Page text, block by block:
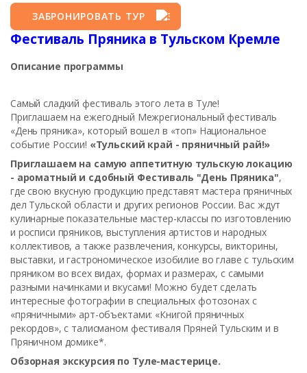
ЗАБРОНИРОВАТЬ ТУР
Фестиваль Пряника в Тульском Кремле
Описание программы
Самый сладкий фестиваль этого лета в Туле!
Приглашаем на ежегодный Межрегиональный фестиваль
«День пряника», который вошел в «топ» Национальное
событие России! «Тульский край - пряничный рай!»
Приглашаем на самую аппетитную тульскую локацию
- ароматный и сдобный Фестиваль "День Пряника",
где свою вкусную продукцию представят мастера пряничных
дел Тульской области и других регионов России. Вас ждут
кулинарные показательные мастер-классы по изготовлению
и росписи пряников, выступления артистов и народных
коллективов, а также развлечения, конкурсы, викторины,
выставки, и гастрономическое изобилие во главе с тульским
пряником во всех видах, формах и размерах, с самыми
разными начинками и вкусами! Можно будет сделать
интересные фотографии в специальных фотозонах с
«пряничными» арт-объектами: «Книгой пряничных
рекордов», с талисманом фестиваля Пряней Тульским и в
Пряничном домике*.
Обзорная экскурсия по Туле-мастерице.